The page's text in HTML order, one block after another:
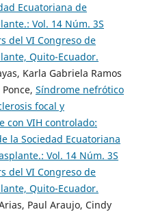
Ecuatoriana de
Vol. 14 Núm. 3S
del VI Congreso de
Quito-Ecuador.
Karla Gabriela Ramos
Síndrome nefrótico
focal y
con VIH controlado:
la Sociedad Ecuatoriana
Vol. 14 Núm. 3S
del VI Congreso de
Quito-Ecuador.
Paul Araujo, Cindy